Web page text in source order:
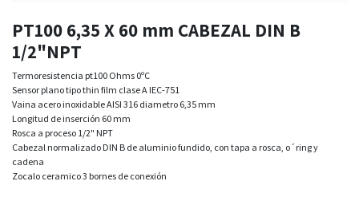
PT100 6,35 X 60 mm CABEZAL DIN B
1/2"NPT
Termoresistencia pt100 Ohms 0ºC
Sensor plano tipo thin film clase A IEC-751
Vaina acero inoxidable AISI 316 diametro 6,35 mm
Longitud de inserción 60 mm
Rosca a proceso 1/2" NPT
Cabezal normalizado DIN B de aluminio fundido, con tapa a rosca, o´ring y
cadena
Zocalo ceramico 3 bornes de conexión